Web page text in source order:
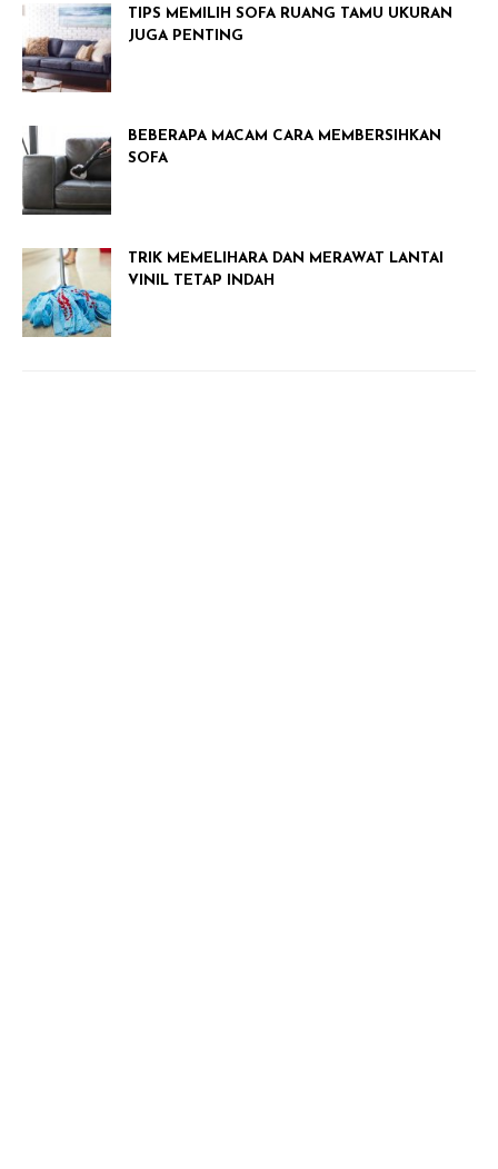
TIPS MEMILIH SOFA RUANG TAMU UKURAN
JUGA PENTING
BEBERAPA MACAM CARA MEMBERSIHKAN
SOFA
TRIK MEMELIHARA DAN MERAWAT LANTAI
VINIL TETAP INDAH